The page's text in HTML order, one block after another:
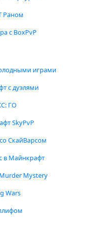
Раном
с BoxPvP
играми
с дуэлями
ГО
SkyPvP
СкайВарсом
в Майнкрафт
Mystery
Wars